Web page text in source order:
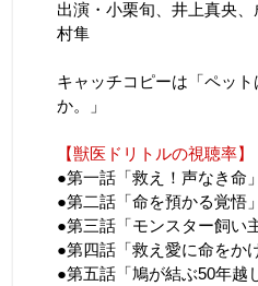
出演・小栗旬、井上真央
村隼
キャッチコピーは「ペッ
か。」
【獣医ドリトルの視聴率】
●第一話「救え！声なき命
●第二話「命を預かる覚悟
●第三話「モンスター飼い
●第四話「救え愛に命をか
●第五話「鳩が結ぶ50年越